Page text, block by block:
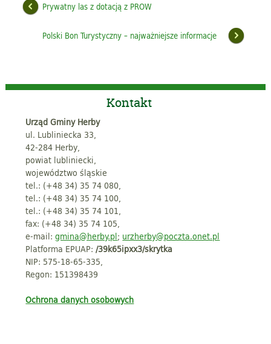
Prywatny las z dotacją z PROW
Polski Bon Turystyczny – najważniejsze informacje
Kontakt
Urząd Gminy Herby
ul. Lubliniecka 33,
42-284 Herby,
powiat lubliniecki,
województwo śląskie
tel.: (+48 34) 35 74 080,
tel.: (+48 34) 35 74 100,
tel.: (+48 34) 35 74 101,
fax: (+48 34) 35 74 105,
e-mail:gmina@herby.pl; urzherby@poczta.onet.pl
Platforma EPUAP:/39k65ipxx3/skrytka
NIP: 575-18-65-335,
Regon: 151398439
Ochrona danych osobowych